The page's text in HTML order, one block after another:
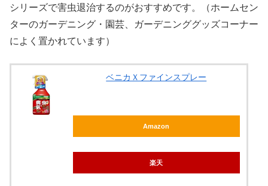
シリーズで害虫退治するのがおすすめです。（ホームセン
ターのガーデニング・園芸、ガーデニンググッズコーナー
によく置かれています）
ベニカＸファインスプレー
Amazon
楽天